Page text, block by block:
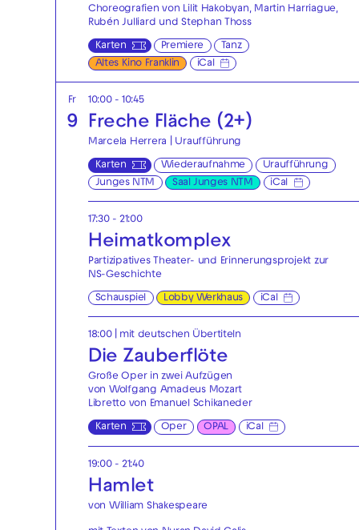
Choreografien von Lilit Hakobyan, Martin Harriague,
Rubén Julliard und Stephan Thoss
Karten Premiere
Tanz
Altes Kino Franklin
iCal
Fr
9
10:00 - 10:45
Freche Fläche (2+)
Marcela Herrera | Uraufführung
Karten Wiederaufnahme
Uraufführung
Junges NTM
Saal Junges NTM iCal
17:30 - 21:00
Heimatkomplex
Partizipatives Theater- und Erinnerungsprojekt zur
NS-Geschichte
Schauspiel Lobby Werkhaus iCal
18:00| mit deutschen Übertiteln
Die Zauberflöte
Große Oper in zwei Aufzügen
von Wolfgang Amadeus Mozart
Libretto von Emanuel Schikaneder
Karten Oper OPAL iCal
19:00 - 21:40
Hamlet
von William Shakespeare